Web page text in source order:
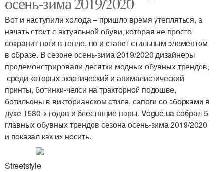
Вот и наступили холода – пришло время утепляться, а
начать стоит с актуальной обуви, которая не просто
сохранит ноги в тепле, но и станет стильным элементом
в образе. В сезоне осень-зима 2019/2020 дизайнеры
продемонстрировали десятки модных обувных трендов,
среди которых экзотический и анималистический
принты, ботинки-челси на тракторной подошве,
ботильоны в викторианском стиле, сапоги со сборками в
духе 1980-х годов и блестящие пары. Vogue.ua собрал 5
главных обувных трендов сезона осень-зима 2019/2020
и показал как их носить.
Streetstyle